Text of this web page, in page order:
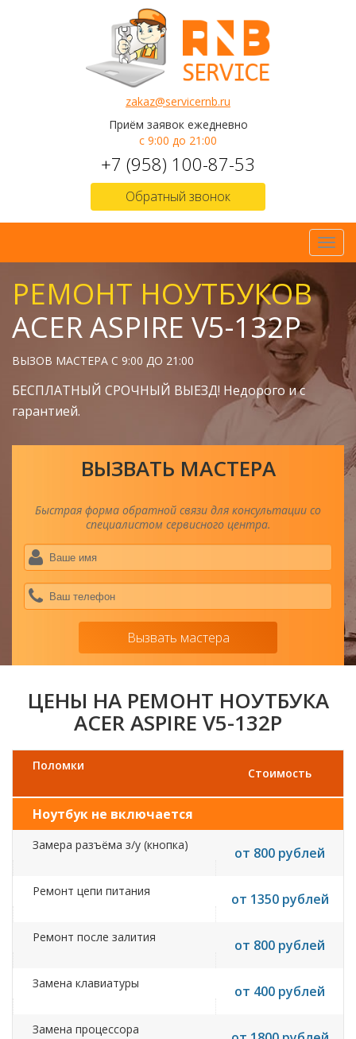
zakaz@servicernb.ru
Приём заявок ежедневно
с 9:00 до 21:00
+7 (958) 100-87-53
Обратный звонок
РЕМОНТ НОУТБУКОВ
ACER ASPIRE V5-132P
ВЫЗОВ МАСТЕРА С 9:00 ДО 21:00
БЕСПЛАТНЫЙ СРОЧНЫЙ ВЫЕЗД! Недорого и с
гарантией.
ВЫЗВАТЬ МАСТЕРА
Быстрая форма обратной связи для консультации со
специалистом сервисного центра.
Вызвать мастера
ЦЕНЫ НА РЕМОНТ НОУТБУКА
ACER ASPIRE V5-132P
Поломки
Стоимость
Ноутбук не включается
Замера разъёма з/у (кнопка) от 800 рублей
Ремонт цепи питания от 1350 рублей
Ремонт после залития от 800 рублей
Замена клавиатуры от 400 рублей
Замена процессора